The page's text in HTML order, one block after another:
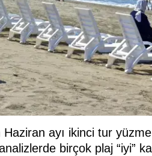
ayı ikinci tur
birçok plaj “iyi”